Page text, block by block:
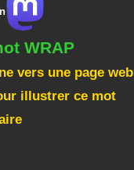
WRAP
vers une page web
illustrer ce mot